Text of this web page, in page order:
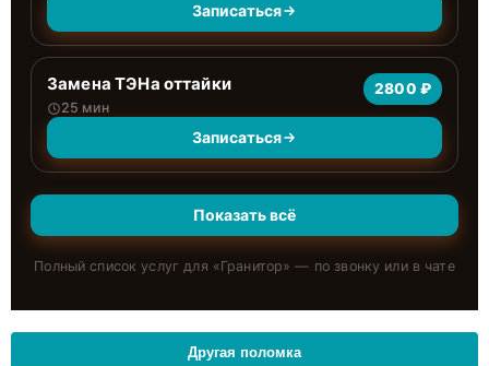
Записаться
Замена ТЭНа оттайки
25 мин
2800 ₽
Записаться
Показать всё
Полный список услуг для «Гранитор» — по звонку или в чате
Другая поломка